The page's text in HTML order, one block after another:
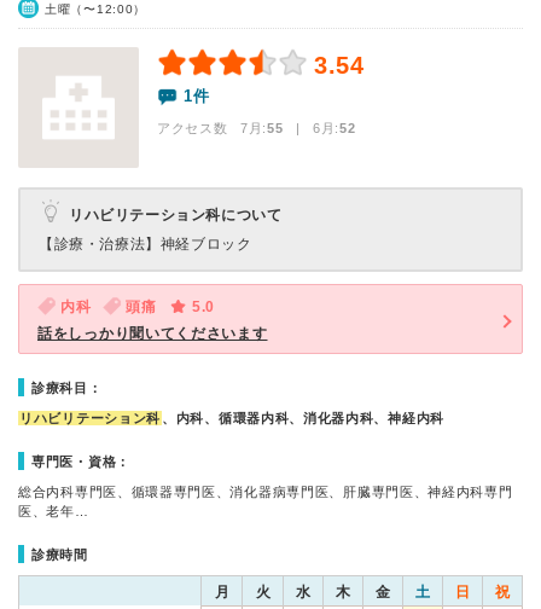
土曜（〜12:00）
3.54
1件
アクセス数 7月:55 | 6月:52
リハビリテーション科について
【診療・治療法】 神経ブロック
内科 頭痛
5.0
話をしっかり聞いてくださいます
診療科目：
リハビリテーション科 、内科、循環器内科、消化器内科、神経内科
専門医・資格：
総合内科専門医、循環器専門医、消化器病専門医、肝臓専門医、神経内科専門
医、老年…
診療時間
月 火 水 木 金 土 日 祝